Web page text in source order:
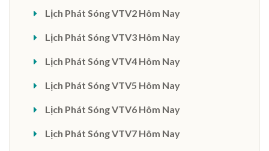
Lịch Phát Sóng VTV2 Hôm Nay
Lịch Phát Sóng VTV3 Hôm Nay
Lịch Phát Sóng VTV4 Hôm Nay
Lịch Phát Sóng VTV5 Hôm Nay
Lịch Phát Sóng VTV6 Hôm Nay
Lịch Phát Sóng VTV7 Hôm Nay